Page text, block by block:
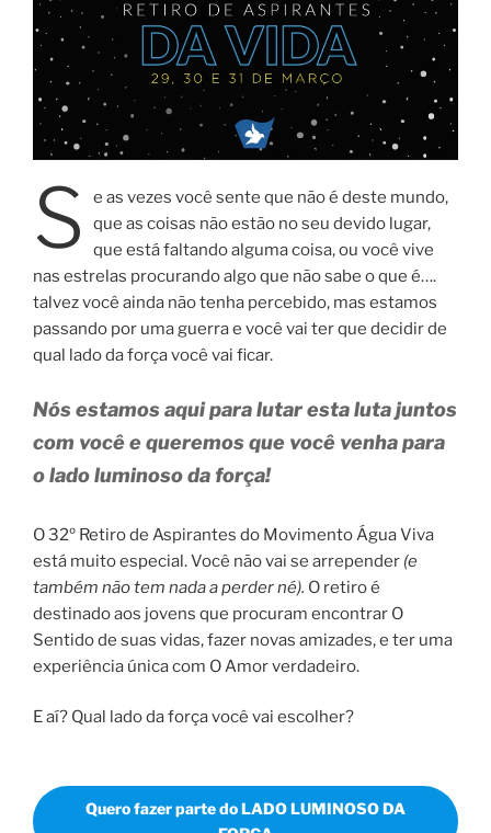
S
e as vezes você sente que não é deste mundo,
que as coisas não estão no seu devido lugar,
que está faltando alguma coisa, ou você vive
nas estrelas procurando algo que não sabe o que é….
talvez você ainda não tenha percebido, mas estamos
passando por uma guerra e você vai ter que decidir de
qual lado da força você vai ficar.
Nós estamos aqui para lutar esta luta juntos
com você e queremos que você venha para
o lado luminoso da força!
O 32º Retiro de Aspirantes do Movimento Água Viva
está muito especial. Você não vai se arrepender (e
também não tem nada a perder né). O retiro é
destinado aos jovens que procuram encontrar O
Sentido de suas vidas, fazer novas amizades, e ter uma
experiência única com O Amor verdadeiro.
E aí? Qual lado da força você vai escolher?
Quero fazer parte do LADO LUMINOSO DA